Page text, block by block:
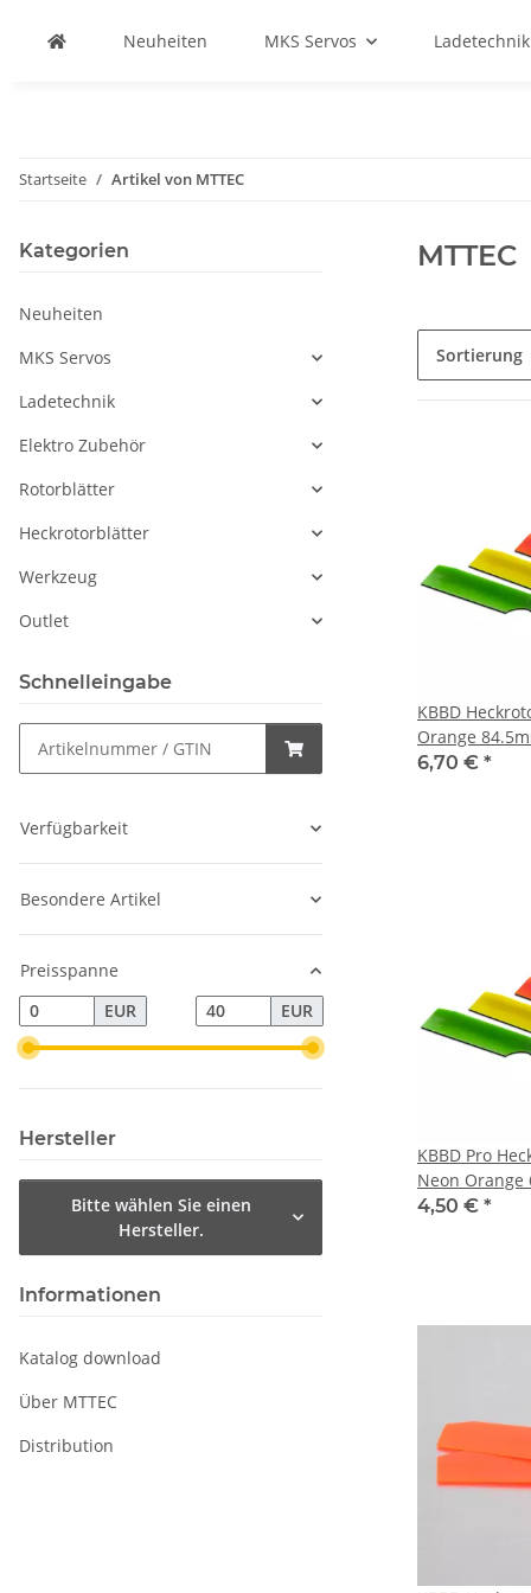
Neuheiten MKS Servos Ladetechnik
Startseite Artikel von MTTEC
MTTEC
Sortierung
KBBD
Orange
6,70 € *
KBBD Pro
Neon Orange
4,50 € *
Kategorien
Neuheiten
MKS Servos
Ladetechnik
Elektro Zubehör
Rotorblätter
Heckrotorblätter
Werkzeug
Outlet
Schnelleingabe
Verfügbarkeit
Besondere Artikel
Preisspanne
EUR
EUR
Hersteller
Bitte wählen Sie einen
Hersteller.
Informationen
Katalog download
Über MTTEC
Distribution